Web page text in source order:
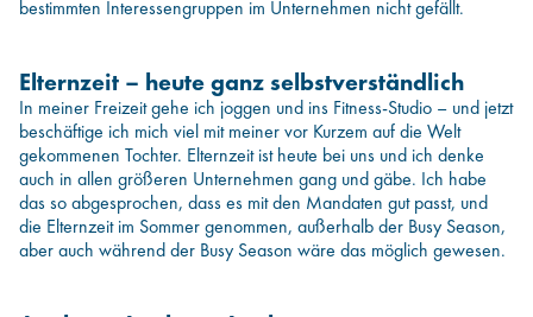
bestimmten Interessengruppen im Unternehmen nicht gefällt.
Elternzeit – heute ganz selbstverständlich
In meiner Freizeit gehe ich joggen und ins Fitness-Studio – und jetzt
beschäftige ich mich viel mit meiner vor Kurzem auf die Welt
gekommenen Tochter. Elternzeit ist heute bei uns und ich denke
auch in allen größeren Unternehmen gang und gäbe. Ich habe
das so abgesprochen, dass es mit den Mandaten gut passt, und
die Elternzeit im Sommer genommen, außerhalb der Busy Season,
aber auch während der Busy Season wäre das möglich gewesen.